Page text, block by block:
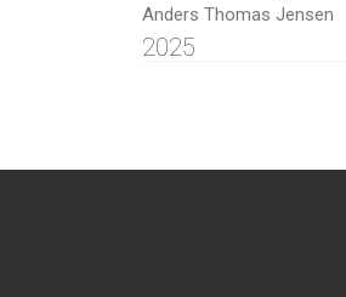
Anders Thomas Jensen
2025